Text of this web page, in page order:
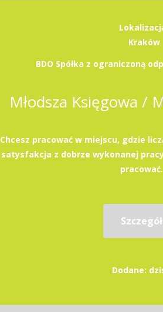
Kraków
BDO Spółka z ograniczoną
Młodsza Księgowa /
Chcesz pracować w miejscu, gdzie
satysfakcja z dobrze wykonanej
Dodane: